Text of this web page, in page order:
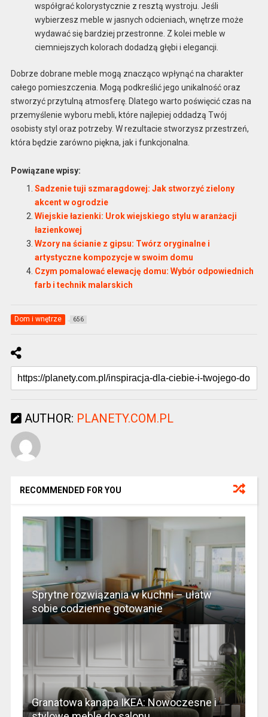
współgrać kolorystycznie z resztą wystroju. Jeśli
wybierzesz meble w jasnych odcieniach, wnętrze może
wydawać się bardziej przestronne. Z kolei meble w
ciemniejszych kolorach dodadzą głębi i elegancji.
Dobrze dobrane meble mogą znacząco wpłynąć na charakter
całego pomieszczenia. Mogą podkreślić jego unikalność oraz
stworzyć przytulną atmosferę. Dlatego warto poświęcić czas na
przemyślenie wyboru mebli, które najlepiej oddadzą Twój
osobisty styl oraz potrzeby. W rezultacie stworzysz przestrzeń,
która będzie zarówno piękna, jak i funkcjonalna.
Powiązane wpisy:
Sadzenie tuji szmaragdowej: Jak stworzyć zielony
akcent w ogrodzie
Wiejskie łazienki: Urok wiejskiego stylu w aranżacji
łazienkowej
Wzory na ścianie z gipsu: Twórz oryginalne i
artystyczne kompozycje w swoim domu
Czym pomalować elewację domu: Wybór odpowiednich
farb i technik malarskich
Dom i wnętrze 656
AUTHOR: PLANETY.COM.PL
RECOMMENDED FOR YOU
Sprytne rozwiązania w kuchni – ułatw
sobie codzienne gotowanie
Granatowa kanapa IKEA: Nowoczesne i